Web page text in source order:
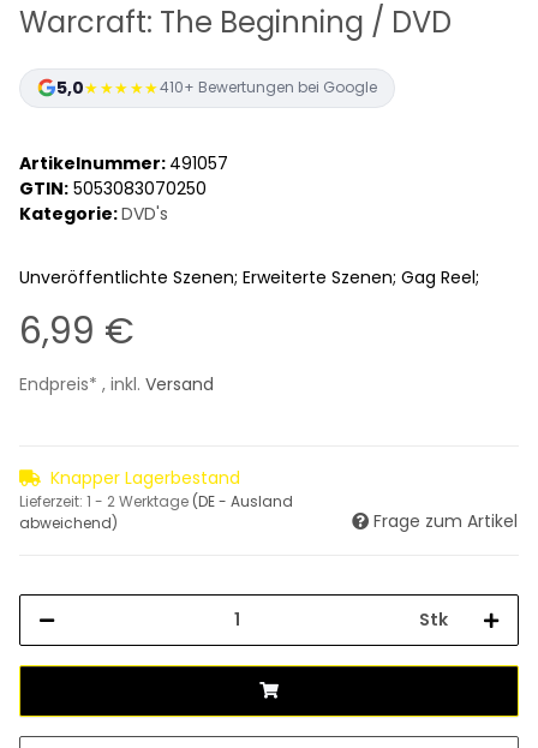
Warcraft: The Beginning / DVD
5,0★★★★★410+ Bewertungen bei Google
Artikelnummer: 491057
GTIN: 5053083070250
Kategorie:DVD's
Unveröffentlichte Szenen; Erweiterte Szenen; Gag Reel;
6,99 €
Endpreis* , inkl. Versand
Knapper Lagerbestand
Lieferzeit: 1 - 2 Werktage (DE - Ausland
abweichend)
Frage zum Artikel
Stk